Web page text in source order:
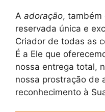
A adoração, também
reservada única e
Criador de todas as
É a Ele que
nossa entrega total,
nossa prostração de
reconhecimento à